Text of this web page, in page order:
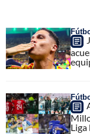
Liga